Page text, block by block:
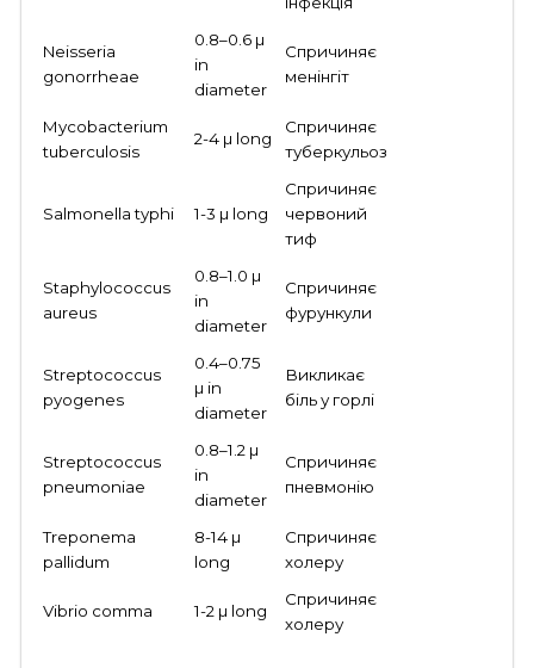
Neisseria
gonorrheae
0.8–0.6 µ
in
diameter
Спричиняє
менінгіт
Mycobacterium
tuberculosis
2-4 µ long
Спричиняє
туберкульоз
Salmonella typhi 1-3 µ long
Спричиняє
червоний
тиф
Staphylococcus
aureus
0.8–1.0 µ
in
diameter
Спричиняє
фурункули
Streptococcus
pyogenes
0.4–0.75
µ in
diameter
Викликає
біль у горлі
Streptococcus
pneumoniae
0.8–1.2 µ
in
diameter
Спричиняє
пневмонію
Treponema
pallidum
8-14 µ
long
Спричиняє
холеру
Vibrio comma 1-2 µ long
Спричиняє
холеру